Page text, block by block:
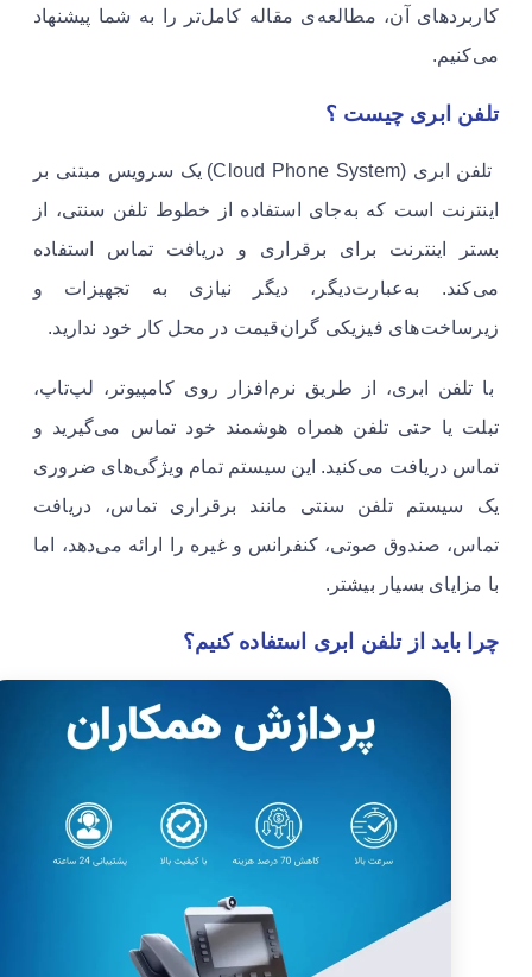
کاربردهای آن، مطالعه‌ی مقاله کامل‌تر را به شما پیشنهاد
می‌کنیم.
تلفن ابری چیست ؟
تلفن ابری (Cloud Phone System) یک سرویس مبتنی بر
اینترنت است که به‌جای استفاده از خطوط تلفن سنتی، از
بستر اینترنت برای برقراری و دریافت تماس استفاده
می‌کند. به‌عبارت‌دیگر، دیگر نیازی به تجهیزات و
زیرساخت‌های فیزیکی گران‌قیمت در محل کار خود ندارید.
با تلفن ابری، از طریق نرم‌افزار روی کامپیوتر، لپ‌تاپ،
تبلت یا حتی تلفن همراه هوشمند خود تماس می‌گیرید و
تماس دریافت می‌کنید. این سیستم تمام ویژگی‌های ضروری
یک سیستم تلفن سنتی مانند برقراری تماس، دریافت
تماس، صندوق صوتی، کنفرانس و غیره را ارائه می‌دهد، اما
با مزایای بسیار بیشتر.
چرا باید از تلفن ابری استفاده کنیم؟